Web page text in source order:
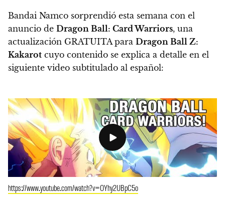
Bandai Namco sorprendió esta semana con el
anuncio de Dragon Ball: Card Warriors, una
actualización GRATUITA para Dragon Ball Z:
Kakarot cuyo contenido se explica a detalle en el
siguiente video subtitulado al español:
https://www.youtube.com/watch?v=OYhy2UBpC5o